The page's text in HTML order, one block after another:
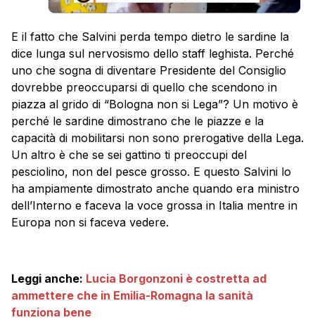
E il fatto che Salvini perda tempo dietro le sardine la
dice lunga sul nervosismo dello staff leghista. Perché
uno che sogna di diventare Presidente del Consiglio
dovrebbe preoccuparsi di quello che scendono in
piazza al grido di “Bologna non si Lega”? Un motivo è
perché le sardine dimostrano che le piazze e la
capacità di mobilitarsi non sono prerogative della Lega.
Un altro è che se sei gattino ti preoccupi del
pesciolino, non del pesce grosso. E questo Salvini lo
ha ampiamente dimostrato anche quando era ministro
dell’Interno e faceva la voce grossa in Italia mentre in
Europa non si faceva vedere.
Leggi anche: Lucia Borgonzoni è costretta ad
ammettere che in Emilia-Romagna la sanità
funziona bene